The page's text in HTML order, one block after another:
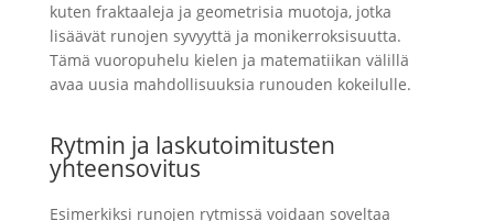
kuten fraktaaleja ja geometrisia muotoja, jotka
lisäävät runojen syvyyttä ja monikerroksisuutta.
Tämä vuoropuhelu kielen ja matematiikan välillä
avaa uusia mahdollisuuksia runouden kokeilulle.
Rytmin ja laskutoimitusten
yhteensovitus
Esimerkiksi runojen rytmissä voidaan soveltaa